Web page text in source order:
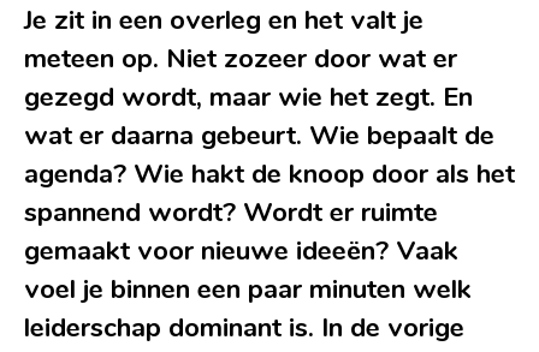
Je zit in een overleg en het valt je
meteen op. Niet zozeer door wat er
gezegd wordt, maar wie het zegt. En
wat er daarna gebeurt. Wie bepaalt de
agenda? Wie hakt de knoop door als het
spannend wordt? Wordt er ruimte
gemaakt voor nieuwe ideeën? Vaak
voel je binnen een paar minuten welk
leiderschap dominant is. In de vorige